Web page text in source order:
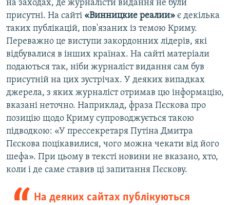
на заходах, де журналісти видання не були
присутні. На сайті «Винницкие реалии» є декілька
таких публікацій, пов'язаних із темою Криму.
Переважно це виступи закордонних лідерів, які
відбувалися в інших країнах. На сайті матеріали
подаються так, ніби журналіст видання сам був
присутній на цих зустрічах. У деяких випадках
джерела, з яких журналіст отримав цю інформацію,
вказані неточно. Наприклад, фраза Пєскова про
позицію щодо Криму супроводжується такою
підводкою: «У прессекретаря Путіна Дмитра
Пєскова поцікавилися, чого можна чекати від його
шефа». При цьому в тексті новини не вказано, хто,
коли і де саме ставив ці запитання Пєскову.
На деяких сайтах публікуються